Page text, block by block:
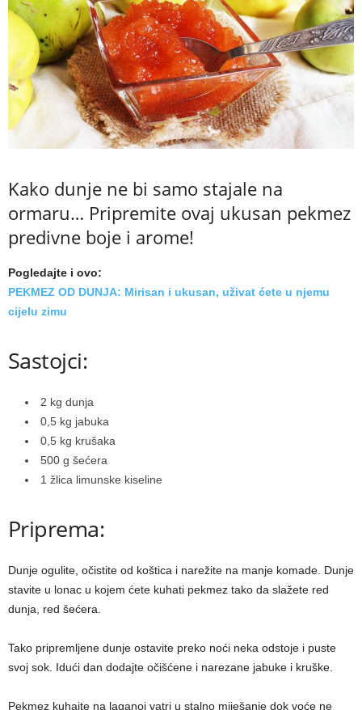
Kako dunje ne bi samo stajale na
ormaru… Pripremite ovaj ukusan pekmez
predivne boje i arome!
Pogledajte i ovo:
PEKMEZ OD DUNJA: Mirisan i ukusan, uživat ćete u njemu
cijelu zimu
Sastojci:
2 kg dunja
0,5 kg jabuka
0,5 kg krušaka
500 g šećera
1 žlica limunske kiseline
Priprema:
Dunje ogulite, očistite od koštica i narežite na manje komade. Dunje
stavite u lonac u kojem ćete kuhati pekmez tako da slažete red
dunja, red šećera.
Tako pripremljene dunje ostavite preko noći neka odstoje i puste
svoj sok. Idući dan dodajte očišćene i narezane jabuke i kruške.
Pekmez kuhajte na laganoj vatri u stalno miješanje dok voće ne